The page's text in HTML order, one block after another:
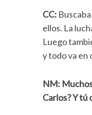
CC:
ellos. La
Luego
y todo va en
NM:
Carlos? Y tú